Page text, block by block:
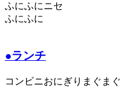
ふにふにニセ
ふにふに
●ランチ
コンビニおにぎりまぐまぐ